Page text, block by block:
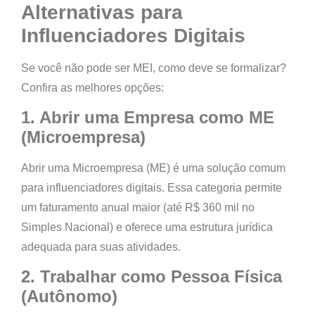
Alternativas para
Influenciadores Digitais
Se você não pode ser MEI, como deve se formalizar?
Confira as melhores opções:
1. Abrir uma Empresa como ME
(Microempresa)
Abrir uma Microempresa (ME) é uma solução comum
para influenciadores digitais. Essa categoria permite
um faturamento anual maior (até R$ 360 mil no
Simples Nacional) e oferece uma estrutura jurídica
adequada para suas atividades.
2. Trabalhar como Pessoa Física
(Autônomo)